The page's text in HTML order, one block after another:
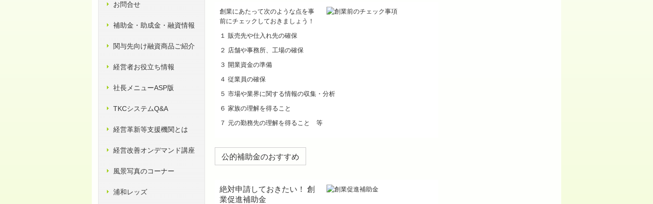
お問合せ
補助金・助成金・融資情報
関与先向け融資商品ご紹介
経営者お役立ち情報
社長メニューASP版
TKCシステムQ&A
経営革新等支援機関とは
経営改善オンデマンド講座
風景写真のコーナー
浦和レッズ
創業にあたって次のような点を事
前にチェックしておきましょう！
１ 販売先や仕入れ先の確保
２ 店舗や事務所、工場の確保
３ 開業資金の準備
４ 従業員の確保
５ 市場や業界に関する情報の収集・分析
６ 家族の理解を得ること
７ 元の勤務先の理解を得ること 等
公的補助金のおすすめ
絶対申請しておきたい！ 創
業促進補助金